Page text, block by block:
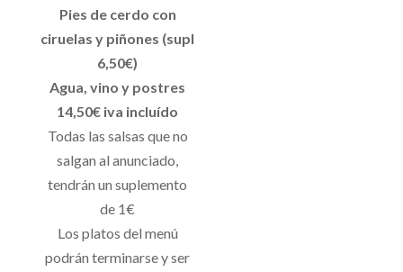
Pies de cerdo con
ciruelas y piñones (supl
6,50€)
Agua, vino y postres
14,50€ iva incluído
Todas las salsas que no
salgan al anunciado,
tendrán un suplemento
de 1€
Los platos del menú
podrán terminarse y ser